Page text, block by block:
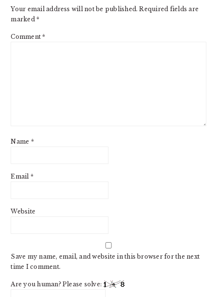
Your email address will not be published. Required fields are
marked*
Comment*
Name *
Email *
Website
Save my name, email, and website in this browser for the next
time I comment.
Are you human? Please solve: